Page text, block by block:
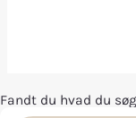
Fandt du hvad du